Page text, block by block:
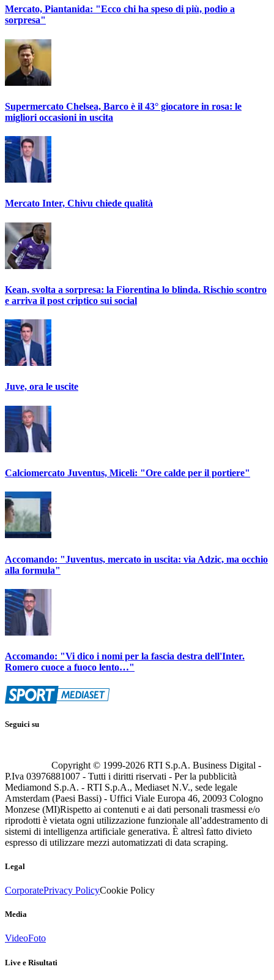
Mercato, Piantanida: "Ecco chi ha speso di più, podio a
sorpresa"
Supermercato Chelsea, Barco è il 43° giocatore in rosa: le
migliori occasioni in uscita
Mercato Inter, Chivu chiede qualità
Kean, svolta a sorpresa: la Fiorentina lo blinda. Rischio scontro
e arriva il post criptico sui social
Juve, ora le uscite
Calciomercato Juventus, Miceli: "Ore calde per il portiere"
Accomando: "Juventus, mercato in uscita: via Adzic, ma occhio
alla formula"
Accomando: "Vi dico i nomi per la fascia destra dell'Inter.
Romero cuoce a fuoco lento…"
Seguici su
Copyright © 1999-2026 RTI S.p.A. Business Digital -
P.Iva 03976881007 - Tutti i diritti riservati - Per la pubblicità
Mediamond S.p.A. - RTI S.p.A., Mediaset N.V., sede legale
Amsterdam (Paesi Bassi) - Uffici Viale Europa 46, 20093 Cologno
Monzese (MI)Rispetto ai contenuti e ai dati personali trasmessi e/o
riprodotti è vietata ogni utilizzazione funzionale all’addestramento di
sistemi di intelligenza artificiale generativa. È altresì fatto divieto
espresso di utilizzare mezzi automatizzati di data scraping.
Legal
CorporatePrivacy PolicyCookie Policy
Media
VideoFoto
Live e Risultati